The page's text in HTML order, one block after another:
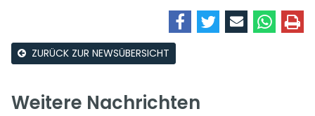
ZURÜCK ZUR NEWSÜBERSICHT
Weitere Nachrichten